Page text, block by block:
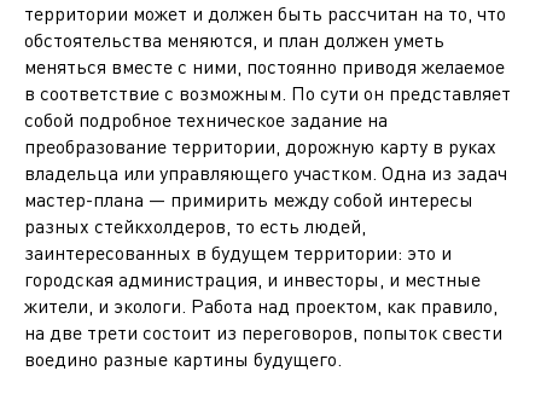
территории может и должен быть рассчитан на то, что
обстоятельства меняются, и план должен уметь
меняться вместе с ними, постоянно приводя желаемое
в соответствие с возможным. По сути он представляет
собой подробное техническое задание на
преобразование территории, дорожную карту в руках
владельца или управляющего участком. Одна из задач
мастер-плана — примирить между собой интересы
разных стейкхолдеров, то есть людей,
заинтересованных в будущем территории: это и
городская администрация, и инвесторы, и местные
жители, и экологи. Работа над проектом, как правило,
на две трети состоит из переговоров, попыток свести
воедино разные картины будущего.